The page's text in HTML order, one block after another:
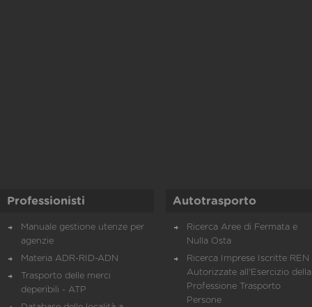
Professionisti
Manuale gestione utenze per
agenzie
Materia ADR-RID-ADN
Trasporto delle merci
deperibili - ATP
Autotrasporto
Ricerca Aree di Fermata e
Nulla Osta
Ricerca Imprese Iscritte REN
Autorizzate all'Esercizio della
Professione Trasporto
Persone